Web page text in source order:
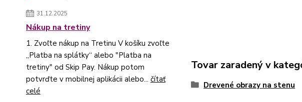
31.12.2025
Nákup na tretiny
1. Zvoľte nákup na Tretinu V košíku zvoľte
„Platba na splátky“ alebo "Platba na
tretiny" od Skip Pay. Nákup potom
potvrďte v mobilnej aplikácii alebo... čítať
celé
Tovar zaradený v
Drevené obrazy na stenu